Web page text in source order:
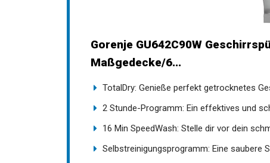
Gorenje GU642C90W
Maßgedecke/6...
TotalDry: Genieße perfekt getrocknetes
2 Stunde-Programm: Ein effektives und
16 Min SpeedWash: Stelle dir vor dein
Selbstreinigungsprogramm: Eine saubere